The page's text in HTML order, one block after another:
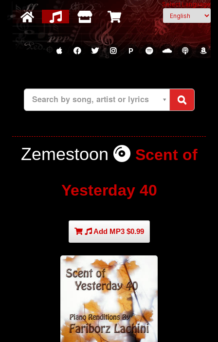
Select Language
P
Search by song, artist or lyrics
Zemestoon Scent of
Yesterday 40
Add MP3 $0.99